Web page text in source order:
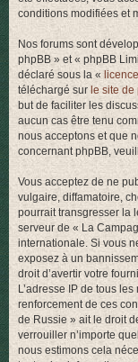
conditions modifiées et
Nos forums sont
phpBB » et « phpBB
déclaré sous la «
téléchargé sur le site
but de faciliter les
aucun cas être tenu
nous acceptons et que
concernant phpBB,
Vous acceptez de ne
vulgaire, diffamatoire,
pourrait transgresser la
serveur de « La
internationale. Si vous
exposez à un
droit d’avertir votre
L’adresse IP de tous
renforcement de ces
de Russie » ait le droit
verrouiller n’importe
nous estimons cela